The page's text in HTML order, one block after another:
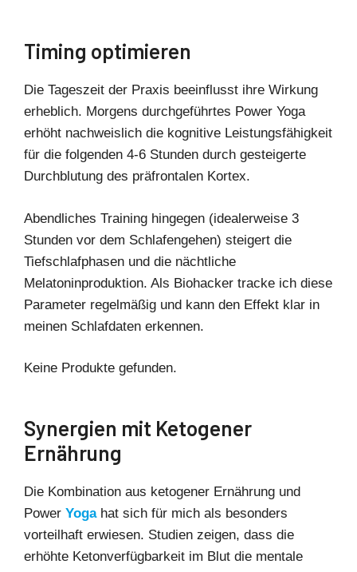
Timing optimieren
Die Tageszeit der Praxis beeinflusst ihre Wirkung
erheblich. Morgens durchgeführtes Power Yoga
erhöht nachweislich die kognitive Leistungsfähigkeit
für die folgenden 4-6 Stunden durch gesteigerte
Durchblutung des präfrontalen Kortex.
Abendliches Training hingegen (idealerweise 3
Stunden vor dem Schlafengehen) steigert die
Tiefschlafphasen und die nächtliche
Melatoninproduktion. Als Biohacker tracke ich diese
Parameter regelmäßig und kann den Effekt klar in
meinen Schlafdaten erkennen.
Keine Produkte gefunden.
Synergien mit Ketogener
Ernährung
Die Kombination aus ketogener Ernährung und
Power Yogahat sich für mich als besonders
vorteilhaft erwiesen. Studien zeigen, dass die
erhöhte Ketonverfügbarkeit im Blut die mentale